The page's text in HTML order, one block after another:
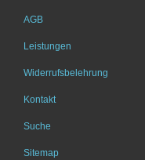
AGB
Leistungen
Widerrufsbelehrung
Kontakt
Suche
Sitemap